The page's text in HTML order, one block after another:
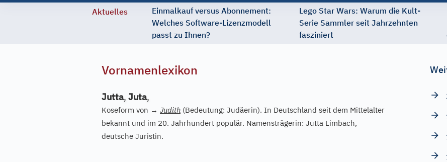
Aktuelles
Einmalkauf versus Abonnement:
Welches Software-Lizenzmodell
passt zu Ihnen?
Lego Star Wars: Warum die Kult-
Serie Sammler seit Jahrzehnten
fasziniert
Vornamenlexikon
Jutta, Juta,
Koseform von → Judith (Bedeutung: Judäerin). In Deutschland seit dem Mittelalter
bekannt und im 20. Jahrhundert populär. Namensträgerin: Jutta Limbach,
deutsche Juristin.